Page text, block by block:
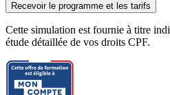
Recevoir le programme et les tarifs
Cette simulation est fournie à titre
étude détaillée de vos droits CPF.